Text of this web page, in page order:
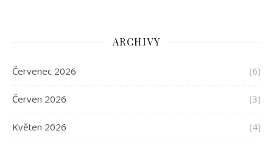
ARCHIVY
Červenec 2026 (6)
Červen 2026 (3)
Květen 2026 (4)